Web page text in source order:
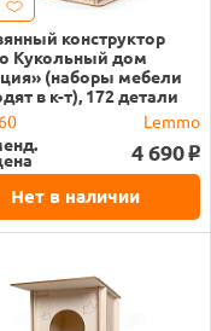
конструктор
Кукольный дом
(наборы мебели
в к-т), 172 детали
Lemmo
4 690 o
Нет в наличии